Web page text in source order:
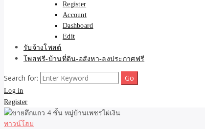
Register
Account
Dashboard
Edit
รับจ้างโพสต์
โพสฟรี-บ้านที่ดิน-อสังหา-ลงประกาศฟรี
Search for:
Log in
Register
ทาวน์โฮม